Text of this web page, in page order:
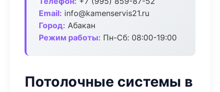
Email: info@kamenservis21.ru
Город: Абакан
Режим работы: Пн-Сб: 08:00-19:00
Потолочные системы в